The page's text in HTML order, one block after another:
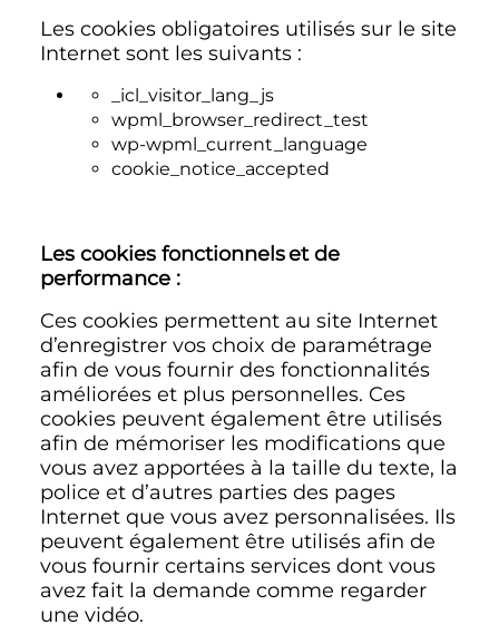
Les cookies obligatoires utilisés sur le site
Internet sont les suivants :
_icl_visitor_lang_js
wpml_browser_redirect_test
wp-wpml_current_language
cookie_notice_accepted
Les cookies fonctionnels et de
performance :
Ces cookies permettent au site Internet
d’enregistrer vos choix de paramétrage
afin de vous fournir des fonctionnalités
améliorées et plus personnelles. Ces
cookies peuvent également être utilisés
afin de mémoriser les modifications que
vous avez apportées à la taille du texte, la
police et d’autres parties des pages
Internet que vous avez personnalisées. Ils
peuvent également être utilisés afin de
vous fournir certains services dont vous
avez fait la demande comme regarder
une vidéo.